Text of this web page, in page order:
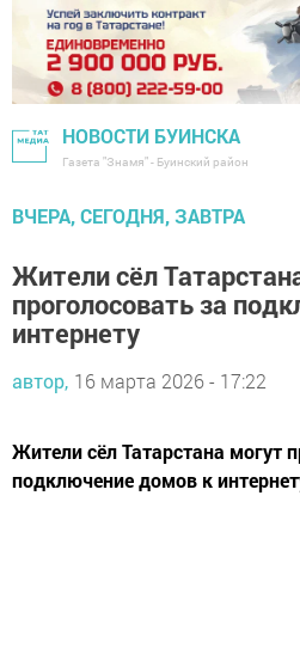
НОВОСТИ БУИНСКА
Газета "Знамя" - Буинский район
ВЧЕРА, СЕГОДНЯ, ЗАВТРА
Жители сёл
проголосовать за
интернету
автор, 16 марта 2026 - 17:22
Жители сёл Татарстана могут
подключение домов к